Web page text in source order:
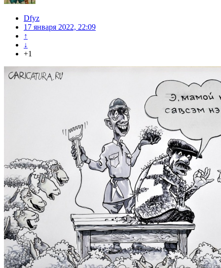
Dfyz
17 января 2022, 22:09
↑
↓
+1